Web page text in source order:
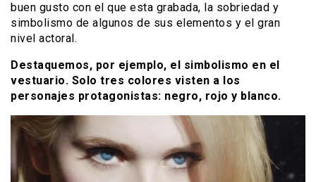
buen gusto con el que esta grabada, la sobriedad y
simbolismo de algunos de sus elementos y el gran
nivel actoral.
Destaquemos, por ejemplo, el simbolismo en el
vestuario. Solo tres colores visten a los
personajes protagonistas: negro, rojo y blanco.